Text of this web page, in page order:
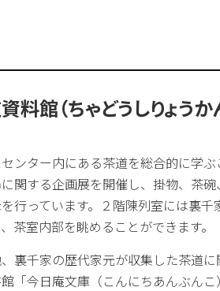
料館（ちゃどうしりょうか
ンター内にある茶道を総合的に学ぶ
関する企画展を開催し、掛物、茶
行っています。２階陳列室には裏
茶室内部を眺めることができます。
裏千家の歴代家元が収集した茶道
「今日庵文庫（こんにちあんぶん